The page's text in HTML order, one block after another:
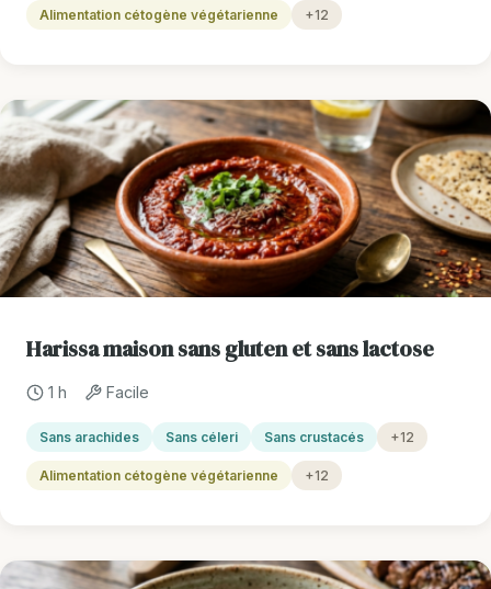
Alimentation cétogène végétarienne +12
Harissa maison sans gluten et sans lactose
1 h Facile
Sans arachides Sans céleri Sans crustacés +12
Alimentation cétogène végétarienne +12